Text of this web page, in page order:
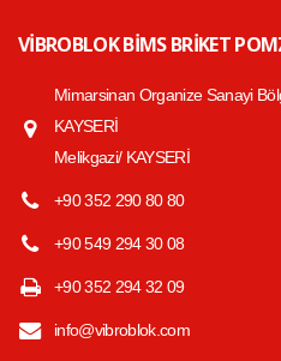
VIBROBLOK BIMS BRIKET
Mimarsinan Organize Sanayi
KAYSERİ
Melikgazi/ KAYSERİ
+90 352 290 80 80
+90 549 294 30 08
+90 352 294 32 09
info@vibroblok.com